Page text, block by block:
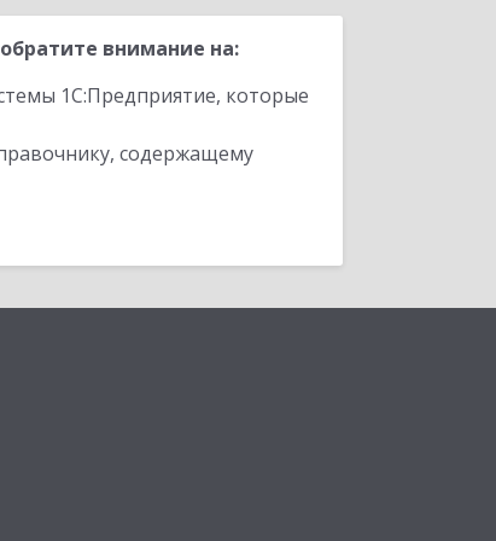
внимание на:
1С:Предприятие, которые
содержащему